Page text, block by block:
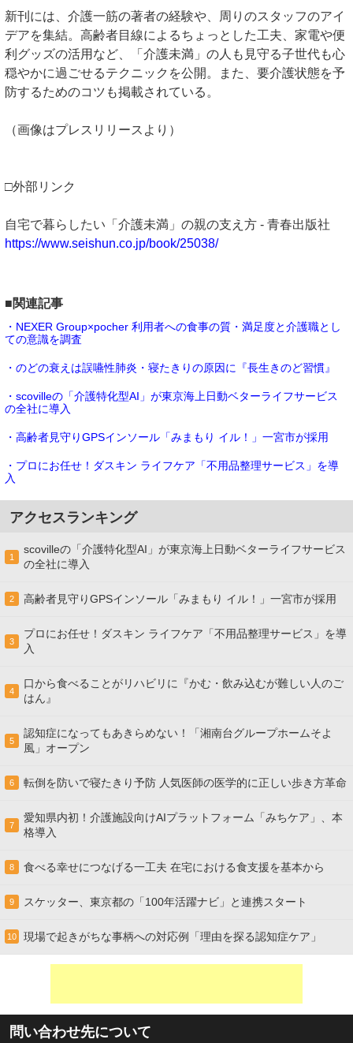
新刊には、介護一筋の著者の経験や、周りのスタッフのアイ
デアを集結。高齢者目線によるちょっとした工夫、家電や便
利グッズの活用など、「介護未満」の人も見守る子世代も心
穏やかに過ごせるテクニックを公開。また、要介護状態を予
防するためのコツも掲載されている。
（画像はプレスリリースより）
□外部リンク
自宅で暮らしたい「介護未満」の親の支え方 - 青春出版社
https://www.seishun.co.jp/book/25038/
■関連記事
・NEXER Group×pocher 利用者への食事の質・満足度と介護職とし
ての意識を調査
・のどの衰えは誤嚥性肺炎・寝たきりの原因に『長生きのど習慣』
・scovilleの「介護特化型AI」が東京海上日動ベターライフサービス
の全社に導入
・高齢者見守りGPSインソール「みまもり イル！」一宮市が採用
・プロにお任せ！ダスキン ライフケア「不用品整理サービス」を導
入
アクセスランキング
1
scovilleの「介護特化型AI」が東京海上日動ベターライフサービス
の全社に導入
2 高齢者見守りGPSインソール「みまもり イル！」一宮市が採用
3
プロにお任せ！ダスキン ライフケア「不用品整理サービス」を導
入
4
口から食べることがリハビリに『かむ・飲み込むが難しい人のご
はん』
5
認知症になってもあきらめない！「湘南台グループホームそよ
風」オープン
6 転倒を防いで寝たきり予防 人気医師の医学的に正しい歩き方革命
7
愛知県内初！介護施設向けAIプラットフォーム「みちケア」、本
格導入
8 食べる幸せにつなげる一工夫 在宅における食支援を基本から
9 スケッター、東京都の「100年活躍ナビ」と連携スタート
10 現場で起きがちな事柄への対応例「理由を探る認知症ケア」
問い合わせ先について